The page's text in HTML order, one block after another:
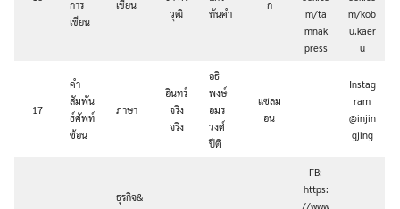
การ
เขียน
เขียน
วุฒิ
ทันคำ
ก
m/ta
mnak
press
m/kob
u.kaer
u
17
คำ
สัมพัน
ธ์ศัพท์
ซ้อน
ภาษา
อินทร์
จริง
จริง
อธิ
พงษ์
อมร
วงศ์
ปีติ
แซลม
อน
Instag
ram
@injin
gjing
ธุรกิจ&
FB:
https:
//www